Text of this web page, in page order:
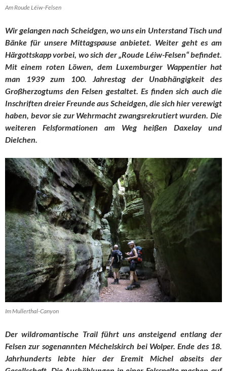
Am Roude Léiw-Felsen
Wir gelangen nach Scheidgen, wo uns ein Unterstand Tisch und
Bänke für unsere Mittagspause anbietet. Weiter geht es am
Härgottskapp vorbei, wo sich der „Roude Léiw-Felsen“ befindet.
Mit einem roten Löwen, dem Luxemburger Wappentier hat
man 1939 zum 100. Jahrestag der Unabhängigkeit des
Großherzogtums den Felsen gestaltet. Es finden sich auch die
Inschriften dreier Freunde aus Scheidgen, die sich hier verewigt
haben, bevor sie zur Wehrmacht zwangsrekrutiert wurden. Die
weiteren Felsformationen am Weg heißen Daxelay und
Dielchen.
Im Mullerthal-Canyon
Der wildromantische Trail führt uns ansteigend entlang der
Felsen zur sogenannten Méchelskirch bei Wolper. Ende des 18.
Jahrhunderts lebte hier der Eremit Michel abseits der